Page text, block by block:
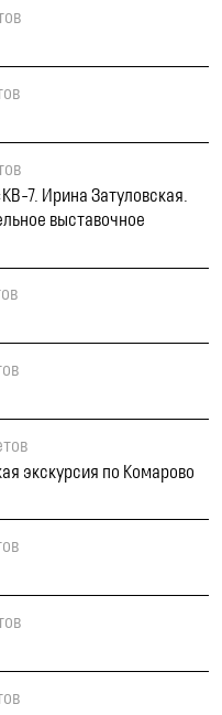
7. Ирина Затуловская.
выставочное
экскурсия по Комарово